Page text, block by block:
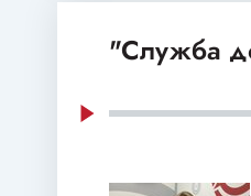
"Служба